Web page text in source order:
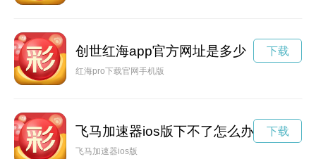
创世红海app官方网址是多少
红海pro下载官网手机版
下载
飞马加速器ios版下不了怎么办
飞马加速器ios版
下载